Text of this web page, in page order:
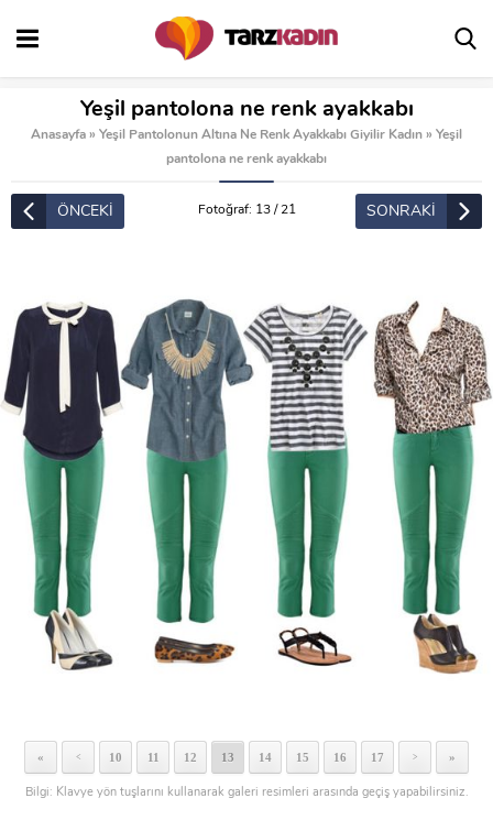
Yeşil pantolona ne renk ayakkabı
Anasayfa » Yeşil Pantolonun Altına Ne Renk Ayakkabı Giyilir Kadın » Yeşil
pantolona ne renk ayakkabı
ÖNCEKİ Fotoğraf: 13 / 21 SONRAKİ
« < 10 11 12 13 14 15 16 17 > »
Bilgi: Klavye yön tuşlarını kullanarak galeri resimleri arasında geçiş yapabilirsiniz.